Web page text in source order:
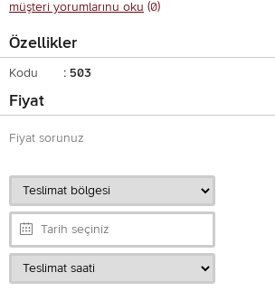
müşteri yorumlarınu oku (0)
Özellikler
Kodu : 503
Fiyat
Fiyat sorunuz